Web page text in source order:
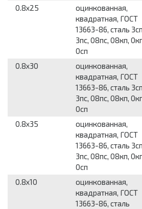
0.8x25
оцинкованная,
квадратная, ГОСТ
13663-86, сталь
3пс, 08пс, 08кп,
0сп
0.8x30
оцинкованная,
квадратная, ГОСТ
13663-86, сталь
3пс, 08пс, 08кп,
0сп
0.8x35
оцинкованная,
квадратная, ГОСТ
13663-86, сталь
3пс, 08пс, 08кп,
0сп
0.8x10
оцинкованная,
квадратная, ГОСТ
13663-86, сталь